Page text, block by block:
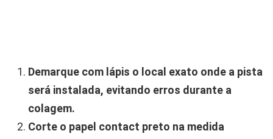
Demarque com lápis o local exato onde a pista
será instalada, evitando erros durante a
colagem.
Corte o papel contact preto na medida